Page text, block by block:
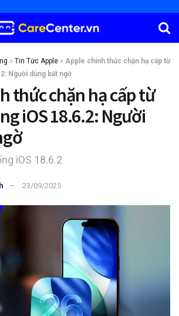
» Tin Tức Apple » Apple chính thức chặn hạ cấp từ
Người dùng bất ngờ
thức chặn hạ cấp từ
iOS 18.6.2: Người
iOS 18.6.2
23/09/2025